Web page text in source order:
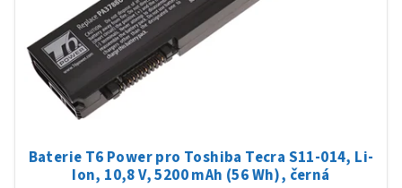
Baterie T6 Power pro Toshiba Tecra S11-014, Li-
Ion, 10,8 V, 5200 mAh (56 Wh), černá